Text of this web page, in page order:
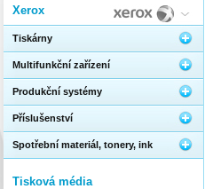
Xerox
Tiskárny
Multifunkční zařízení
Produkční systémy
Příslušenství
Spotřební materiál, tonery, ink
Tisková média